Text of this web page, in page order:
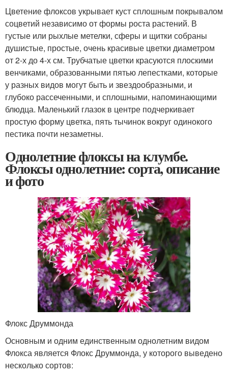
Цветение флоксов укрывает куст сплошным покрывалом
соцветий независимо от формы роста растений. В
густые или рыхлые метелки, сферы и щитки собраны
душистые, простые, очень красивые цветки диаметром
от 2-х до 4-х см. Трубчатые цветки красуются плоскими
венчиками, образованными пятью лепестками, которые
у разных видов могут быть и звездообразными, и
глубоко рассеченными, и сплошными, напоминающими
блюдца. Маленький глазок в центре подчеркивает
простую форму цветка, пять тычинок вокруг одинокого
пестика почти незаметны.
Однолетние флоксы на клумбе.
Флоксы однолетние: сорта, описание
и фото
Флокс Друммонда
Основным и одним единственным однолетним видом
Флокса является Флокс Друммонда, у которого выведено
несколько сортов: